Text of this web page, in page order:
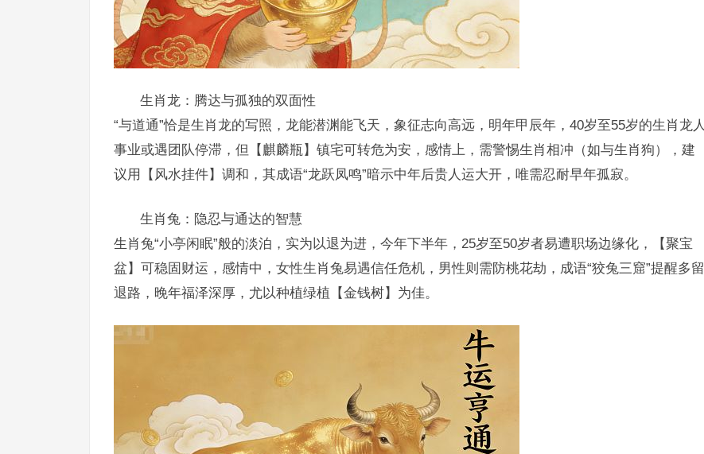
生肖龙：腾达与孤独的双面性
“与道通”恰是生肖龙的写照，龙能潜渊能飞天，象征志向高远，明年甲辰年，40岁至55岁的生肖龙人
事业或遇团队停滞，但【麒麟瓶】镇宅可转危为安，感情上，需警惕生肖相冲（如与生肖狗），建
议用【风水挂件】调和，其成语“龙跃凤鸣”暗示中年后贵人运大开，唯需忍耐早年孤寂。
生肖兔：隐忍与通达的智慧
生肖兔“小亭闲眠”般的淡泊，实为以退为进，今年下半年，25岁至50岁者易遭职场边缘化，【聚宝
盆】可稳固财运，感情中，女性生肖兔易遇信任危机，男性则需防桃花劫，成语“狡兔三窟”提醒多留
退路，晚年福泽深厚，尤以种植绿植【金钱树】为佳。